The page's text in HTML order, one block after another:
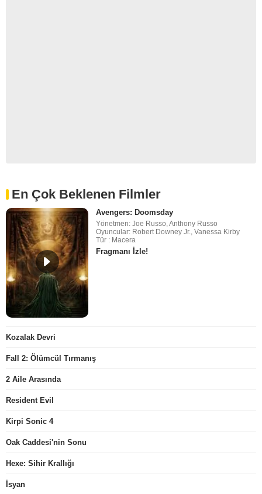
En Çok Beklenen Filmler
Avengers: Doomsday
Yönetmen: Joe Russo, Anthony Russo
Oyuncular: Robert Downey Jr., Vanessa Kirby
Tür : Macera
Fragmanı İzle!
Kozalak Devri
Fall 2: Ölümcül Tırmanış
2 Aile Arasında
Resident Evil
Kirpi Sonic 4
Oak Caddesi'nin Sonu
Hexe: Sihir Krallığı
İsyan